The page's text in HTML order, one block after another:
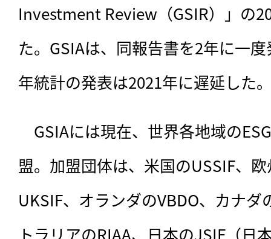
Investment Review（GSIR）」の
た。GSIAは、同報告書を2年に一
年統計の発表は2021年に遅延した
GSIAには現在、世界各地域の
盟。加盟団体は、米国のUSSIF、
UKSIF、オランダのVBDO、カナ
トラリアのRIAA、日本のJSIF（日